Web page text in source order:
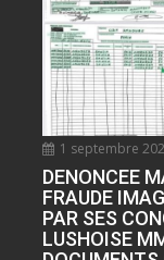
1 septembre
DENONCEE
FRAUDE
PAR SES
LUSHOISE